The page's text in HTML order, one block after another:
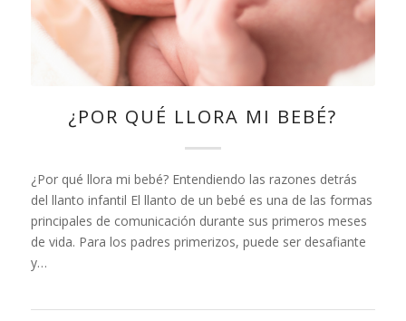
¿POR QUÉ LLORA MI BEBÉ?
¿Por qué llora mi bebé? Entendiendo las razones detrás
del llanto infantil El llanto de un bebé es una de las formas
principales de comunicación durante sus primeros meses
de vida. Para los padres primerizos, puede ser desafiante
y…